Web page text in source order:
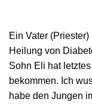
Ein Vater
Heilung von
Sohn Eli hat
bekommen. Ich
habe den Jungen